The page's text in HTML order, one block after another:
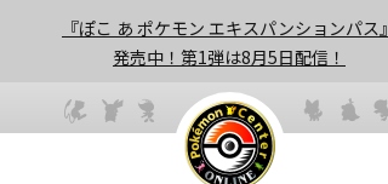
『ぽこ あ ポケモン エキスパンションパス』
発売中！第1弾は8月5日配信！